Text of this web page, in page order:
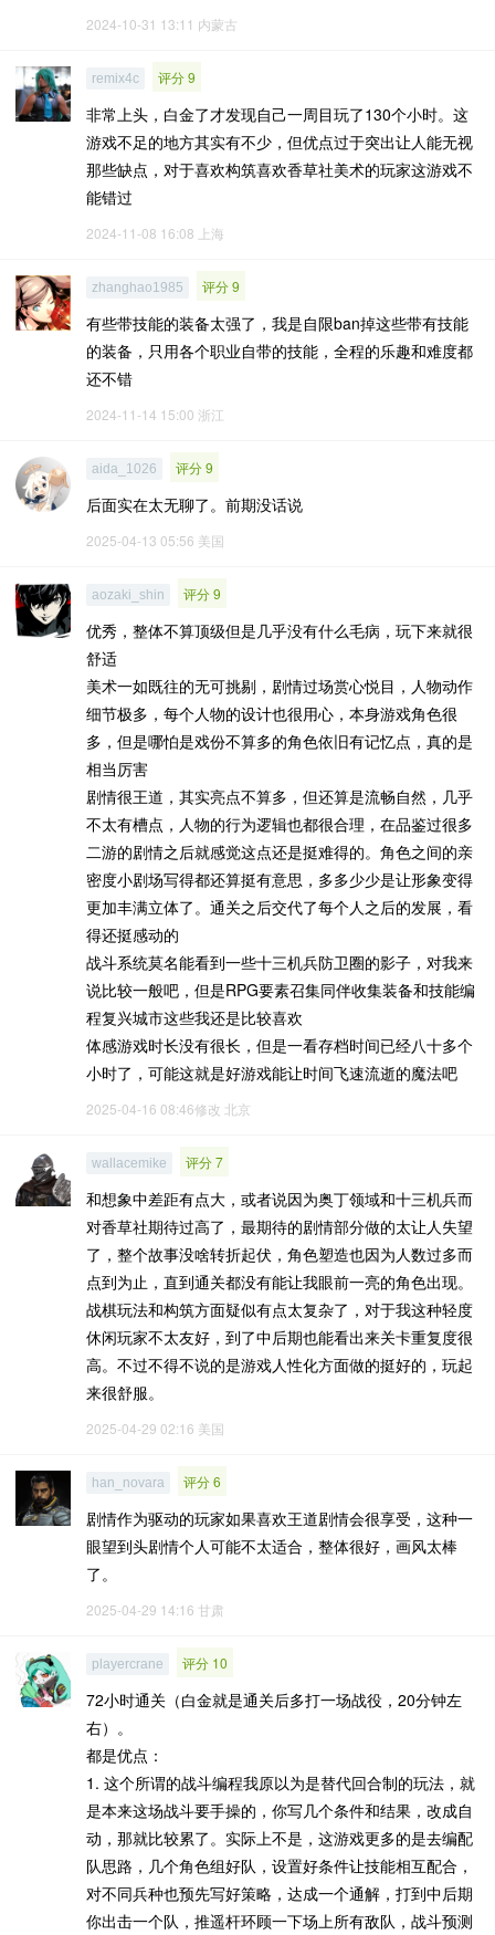
2024-10-31 13:11 内蒙古
remix4c 评分 9
非常上头，白金了才发现自己一周目玩了130个小时。这
游戏不足的地方其实有不少，但优点过于突出让人能无视
那些缺点，对于喜欢构筑喜欢香草社美术的玩家这游戏不
能错过
2024-11-08 16:08 上海
zhanghao1985 评分 9
有些带技能的装备太强了，我是自限ban掉这些带有技能
的装备，只用各个职业自带的技能，全程的乐趣和难度都
还不错
2024-11-14 15:00 浙江
aida_1026 评分 9
后面实在太无聊了。前期没话说
2025-04-13 05:56 美国
aozaki_shin 评分 9
优秀，整体不算顶级但是几乎没有什么毛病，玩下来就很
舒适
美术一如既往的无可挑剔，剧情过场赏心悦目，人物动作
细节极多，每个人物的设计也很用心，本身游戏角色很
多，但是哪怕是戏份不算多的角色依旧有记忆点，真的是
相当厉害
剧情很王道，其实亮点不算多，但还算是流畅自然，几乎
不太有槽点，人物的行为逻辑也都很合理，在品鉴过很多
二游的剧情之后就感觉这点还是挺难得的。角色之间的亲
密度小剧场写得都还算挺有意思，多多少少是让形象变得
更加丰满立体了。通关之后交代了每个人之后的发展，看
得还挺感动的
战斗系统莫名能看到一些十三机兵防卫圈的影子，对我来
说比较一般吧，但是RPG要素召集同伴收集装备和技能编
程复兴城市这些我还是比较喜欢
体感游戏时长没有很长，但是一看存档时间已经八十多个
小时了，可能这就是好游戏能让时间飞速流逝的魔法吧
2025-04-16 08:46修改 北京
wallacemike 评分 7
和想象中差距有点大，或者说因为奥丁领域和十三机兵而
对香草社期待过高了，最期待的剧情部分做的太让人失望
了，整个故事没啥转折起伏，角色塑造也因为人数过多而
点到为止，直到通关都没有能让我眼前一亮的角色出现。
战棋玩法和构筑方面疑似有点太复杂了，对于我这种轻度
休闲玩家不太友好，到了中后期也能看出来关卡重复度很
高。不过不得不说的是游戏人性化方面做的挺好的，玩起
来很舒服。
2025-04-29 02:16 美国
han_novara 评分 6
剧情作为驱动的玩家如果喜欢王道剧情会很享受，这种一
眼望到头剧情个人可能不太适合，整体很好，画风太棒
了。
2025-04-29 14:16 甘肃
playercrane 评分 10
72小时通关（白金就是通关后多打一场战役，20分钟左
右）。
都是优点：
1. 这个所谓的战斗编程我原以为是替代回合制的玩法，就
是本来这场战斗要手操的，你写几个条件和结果，改成自
动，那就比较累了。实际上不是，这游戏更多的是去编配
队思路，几个角色组好队，设置好条件让技能相互配合，
对不同兵种也预先写好策略，达成一个通解，打到中后期
你出击一个队，推遥杆环顾一下场上所有敌队，战斗预测